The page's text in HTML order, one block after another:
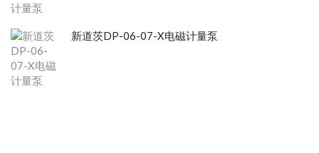
新道茨DP-06-07-X电磁计量泵